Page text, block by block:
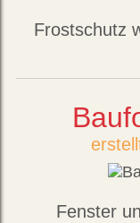
Frostschutz
Fenster